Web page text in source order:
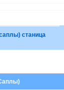
станица